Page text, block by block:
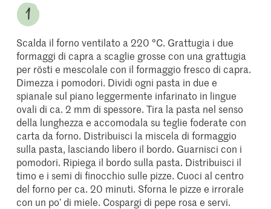
Scalda il forno ventilato a 220 °C. Grattugia i due
formaggi di capra a scaglie grosse con una grattugia
per rösti e mescolale con il formaggio fresco di capra.
Dimezza i pomodori. Dividi ogni pasta in due e
spianale sul piano leggermente infarinato in lingue
ovali di ca. 2 mm di spessore. Tira la pasta nel senso
della lunghezza e accomodala su teglie foderate con
carta da forno. Distribuisci la miscela di formaggio
sulla pasta, lasciando libero il bordo. Guarnisci con i
pomodori. Ripiega il bordo sulla pasta. Distribuisci il
timo e i semi di finocchio sulle pizze. Cuoci al centro
del forno per ca. 20 minuti. Sforna le pizze e irrorale
con un po’ di miele. Cospargi di pepe rosa e servi.